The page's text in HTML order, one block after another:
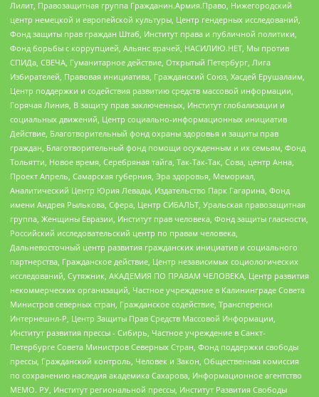
Лилит, Правозащитная группа Гражданин.Армия.Право, Нижегородский
центр немецкой и европейской культуры, Центр гендерных исследований,
Фонд защиты прав граждан Штаб, Институт права и публичной политики,
Фонд борьбы с коррупцией, Альянс врачей, НАСИЛИЮ.НЕТ, Мы против
СПИДа, СВЕЧА, Гуманитарное действие, Открытый Петербург, Лига
Избирателей, Правовая инициатива, Гражданский Союз, Хасдей Ерушалаим,
Центр поддержки и содействия развитию средств массовой информации,
Горячая Линия, В защиту прав заключенных, Институт глобализации и
социальных движений, Центр социально-информационных инициатив
Действие, Благотворительный фонд охраны здоровья и защиты прав
граждан, Благотворительный фонд помощи осужденным и их семьям, Фонд
Тольятти, Новое время, Серебряная тайга, Так-Так-Так, Сова, центр Анна,
Проект Апрель, Самарская губерния, Эра здоровья, Мемориал,
Аналитический Центр Юрия Левады, Издательство Парк Гагарина, Фонд
имени Андрея Рылькова, Сфера, Центр СИБАЛЬТ, Уральская правозащитная
группа, Женщины Евразии, Институт прав человека, Фонд защиты гласности,
Российский исследовательский центр по правам человека,
Дальневосточный центр развития гражданских инициатив и социального
партнерства, Гражданское действие, Центр независимых социологических
исследований, Сутяжник, АКАДЕМИЯ ПО ПРАВАМ ЧЕЛОВЕКА, Центр развития
некоммерческих организаций, Частное учреждение в Калининграде Совета
Министров северных стран, Гражданское содействие, Трансперенси
Интернешнл-Р, Центр Защиты Прав Средств Массовой Информации,
Институт развития прессы - Сибирь, Частное учреждение в Санкт-
Петербурге Совета Министров Северных Стран, Фонд поддержки свободы
прессы, Гражданский контроль, Человек и Закон, Общественная комиссия
по сохранению наследия академика Сахарова, Информационное агентство
МЕМО. РУ, Институт региональной прессы, Институт Развития Свободы